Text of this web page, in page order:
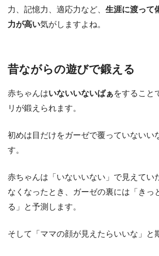
力、記憶力、適応力など、 生涯に渡って
力が高い気がしますよね。
昔ながらの遊びで鍛える
赤ちゃんはいないいないばぁをすること
リが鍛えられます。
初めは目だけをガーゼで覆っていないい
す。
赤ちゃんは「いないいない」で見えてい
なくなったとき、ガーゼの裏には「きっ
る」と予測します。
そして「ママの顔が見えたらいいな」と